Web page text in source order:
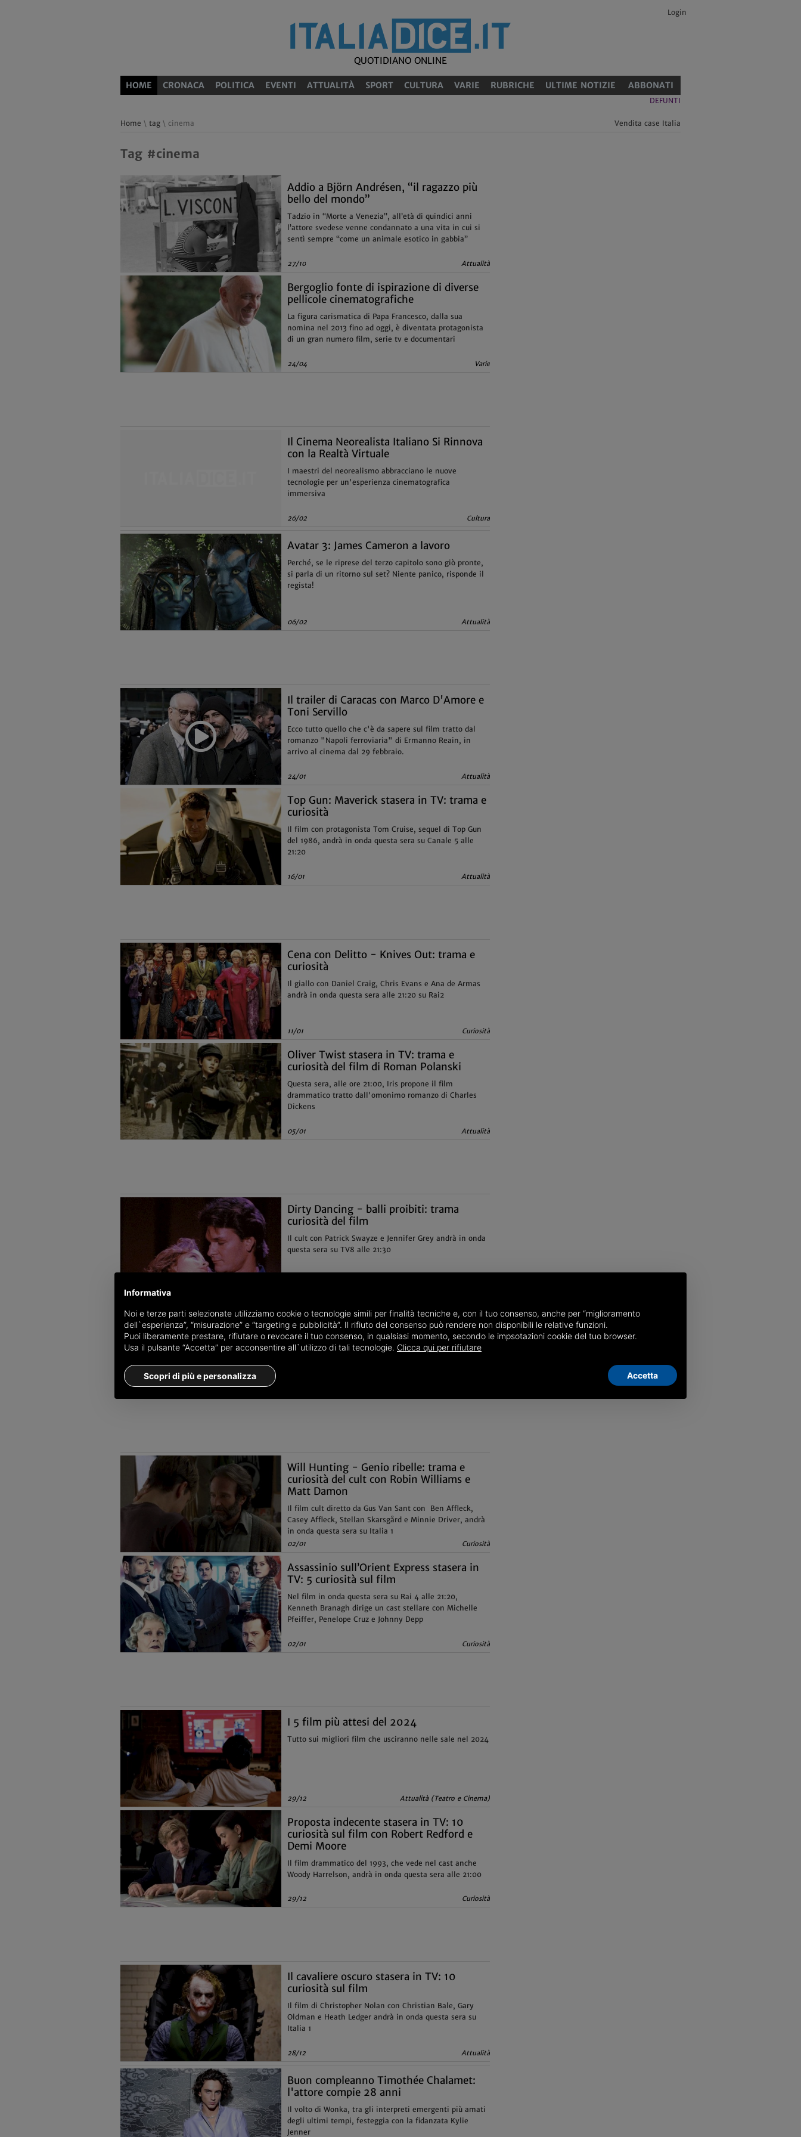
Login
QUOTIDIANO ONLINE
HOME CRONACA POLITICA EVENTI ATTUALITÀ SPORT CULTURA VARIE RUBRICHE ULTIME NOTIZIE ABBONATI
DEFUNTI
Home \ tag \ cinema Vendita case Italia
Tag #cinema
Addio a Björn Andrésen, “il ragazzo più
bello del mondo”
Tadzio in “Morte a Venezia”, all’età di quindici anni
l’attore svedese venne condannato a una vita in cui si
sentì sempre “come un animale esotico in gabbia”
27/10 Attualità
Bergoglio fonte di ispirazione di diverse
pellicole cinematografiche
La figura carismatica di Papa Francesco, dalla sua
nomina nel 2013 fino ad oggi, è diventata protagonista
di un gran numero film, serie tv e documentari
24/04 Varie
Il Cinema Neorealista Italiano Si Rinnova
con la Realtà Virtuale
I maestri del neorealismo abbracciano le nuove
tecnologie per un'esperienza cinematografica
immersiva
26/02 Cultura
Avatar 3: James Cameron a lavoro
Perché, se le riprese del terzo capitolo sono giò pronte,
si parla di un ritorno sul set? Niente panico, risponde il
regista!
06/02 Attualità
Il trailer di Caracas con Marco D'Amore e
Toni Servillo
Ecco tutto quello che c'è da sapere sul film tratto dal
romanzo "Napoli ferroviaria" di Ermanno Reain, in
arrivo al cinema dal 29 febbraio.
24/01 Attualità
Top Gun: Maverick stasera in TV: trama e
curiosità
Il film con protagonista Tom Cruise, sequel di Top Gun
del 1986, andrà in onda questa sera su Canale 5 alle
21:20
16/01 Attualità
Cena con Delitto - Knives Out: trama e
curiosità
Il giallo con Daniel Craig, Chris Evans e Ana de Armas
andrà in onda questa sera alle 21:20 su Rai2
11/01 Curiosità
Oliver Twist stasera in TV: trama e
curiosità del film di Roman Polanski
Questa sera, alle ore 21:00, Iris propone il film
drammatico tratto dall'omonimo romanzo di Charles
Dickens
05/01 Attualità
Dirty Dancing - balli proibiti: trama
curiosità del film
Il cult con Patrick Swayze e Jennifer Grey andrà in onda
questa sera su TV8 alle 21:30
E.T. l'extraterrestre stasera su Italia 1:
trama, cast e curiosità
Il film di fantascienza di Steven Spielberg, vincitore di
quattro Premi Oscar, va in onda questa sera alle 21:20
Will Hunting - Genio ribelle: trama e
curiosità del cult con Robin Williams e
Matt Damon
Il film cult diretto da Gus Van Sant con Ben Affleck,
Casey Affleck, Stellan Skarsgård e Minnie Driver, andrà
in onda questa sera su Italia 1
02/01 Curiosità
Assassinio sull’Orient Express stasera in
TV: 5 curiosità sul film
Nel film in onda questa sera su Rai 4 alle 21:20,
Kenneth Branagh dirige un cast stellare con Michelle
Pfeiffer, Penelope Cruz e Johnny Depp
02/01 Curiosità
I 5 film più attesi del 2024
Tutto sui migliori film che usciranno nelle sale nel 2024
29/12 Attualità (Teatro e Cinema)
Proposta indecente stasera in TV: 10
curiosità sul film con Robert Redford e
Demi Moore
Il film drammatico del 1993, che vede nel cast anche
Woody Harrelson, andrà in onda questa sera alle 21:00
29/12 Curiosità
Il cavaliere oscuro stasera in TV: 10
curiosità sul film
Il film di Christopher Nolan con Christian Bale, Gary
Oldman e Heath Ledger andrà in onda questa sera su
Italia 1
28/12 Attualità
Buon compleanno Timothée Chalamet:
l'attore compie 28 anni
Il volto di Wonka, tra gli interpreti emergenti più amati
degli ultimi tempi, festeggia con la fidanzata Kylie
Jenner
Informativa
Noi e terze parti selezionate utilizziamo cookie o tecnologie simili per finalità tecniche e, con il tuo consenso, anche per “miglioramento
dell`esperienza”, “misurazione” e “targeting e pubblicità”. Il rifiuto del consenso può rendere non disponibili le relative funzioni.
Puoi liberamente prestare, rifiutare o revocare il tuo consenso, in qualsiasi momento, secondo le impsotazioni cookie del tuo browser.
Usa il pulsante “Accetta” per acconsentire all`utilizzo di tali tecnologie. Clicca qui per rifiutare
Scopri di più e personalizza Accetta